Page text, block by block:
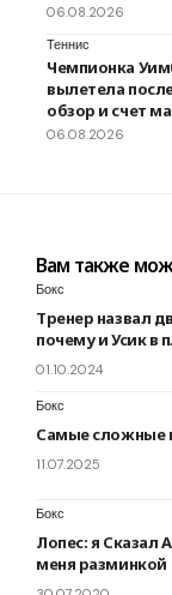
06.08.2026
Теннис
Чемпионка
вылетела
обзор и счет
06.08.2026
Вам также
Бокс
Тренер назвал
почему и Усик в
01.10.2024
Бокс
Самые сложные
11.07.2025
Бокс
Лопес: я Сказал
меня разминкой